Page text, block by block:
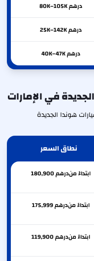
درهم 80K–105K
درهم 25K–142K
درهم 40K–47K
في الإمارات
هوندا الجديدة
نطاق السعر
ابتداءً من 180,900درهم
ابتداءً من 175,999درهم
ابتداءً من 119,900درهم